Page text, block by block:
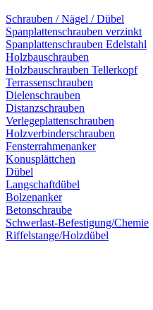
Schrauben / Nägel / Dübel
Spanplattenschrauben verzinkt
Spanplattenschrauben Edelstahl
Holzbauschrauben
Holzbauschrauben Tellerkopf
Terrassenschrauben
Dielenschrauben
Distanzschrauben
Verlegeplattenschrauben
Holzverbinderschrauben
Fensterrahmenanker
Konusplättchen
Dübel
Langschaftdübel
Bolzenanker
Betonschraube
Schwerlast-Befestigung/Chemie
Riffelstange/Holzdübel